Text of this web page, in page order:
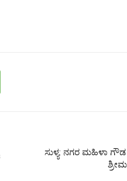
ಸುಳ್ಯ: ನಗರ ಮಹಿಳಾ